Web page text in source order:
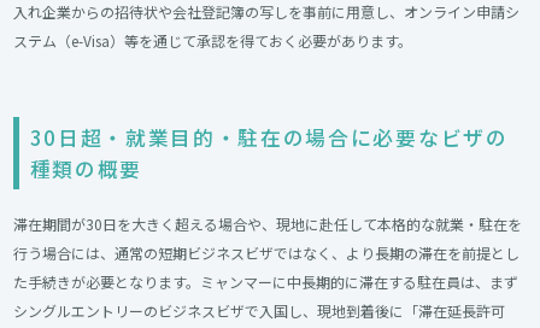
入れ企業からの招待状や会社登記簿の写しを事前に用意し、オンライン申請シ
ステム（e-Visa）等を通じて承認を得ておく必要があります。
30日超・就業目的・駐在の場合に必要なビザの
種類の概要
滞在期間が30日を大きく超える場合や、現地に赴任して本格的な就業・駐在を
行う場合には、通常の短期ビジネスビザではなく、より長期の滞在を前提とし
た手続きが必要となります。ミャンマーに中長期的に滞在する駐在員は、まず
シングルエントリーのビジネスビザで入国し、現地到着後に「滞在延長許可